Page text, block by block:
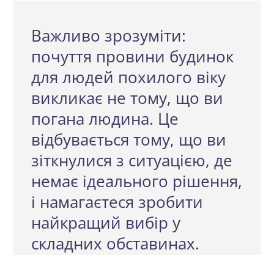
Важливо зрозуміти:
почуття провини будинок
для людей похилого віку
викликає не тому, що ви
погана людина. Це
відбувається тому, що ви
зіткнулися з ситуацією, де
немає ідеального рішення,
і намагаєтеся зробити
найкращий вибір у
складних обставинах.